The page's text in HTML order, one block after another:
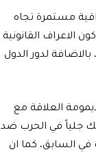
مستمرة تجاه
الاعراف القانونية
لدور الدول
العلاقة مع
جلياً في الحرب ضد
في السابق، كما ان